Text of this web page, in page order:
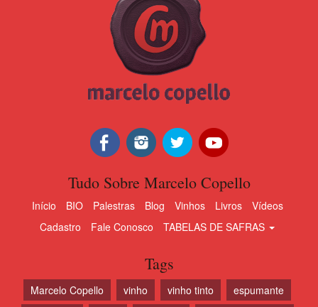
Tudo Sobre Marcelo Copello
Início BIO Palestras Blog Vinhos Livros
Vídeos
Cadastro
Fale Conosco TABELAS DE SAFRAS
Tags
Marcelo Copello vinho vinho tinto espumante